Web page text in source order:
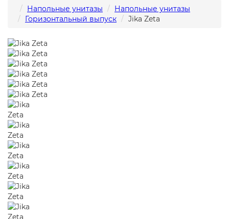
Напольные унитазы
Напольные унитазы
Горизонтальный выпуск
Jika Zeta